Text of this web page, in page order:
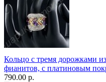
Кольцо с тремя дорожками
фианитов, с платиновым
790.00 р.